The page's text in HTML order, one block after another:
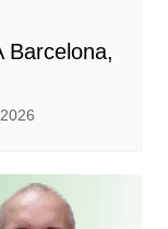
Barcelona,